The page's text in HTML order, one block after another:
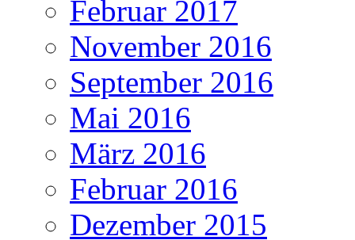
Februar 2017
November 2016
September 2016
Mai 2016
März 2016
Februar 2016
Dezember 2015